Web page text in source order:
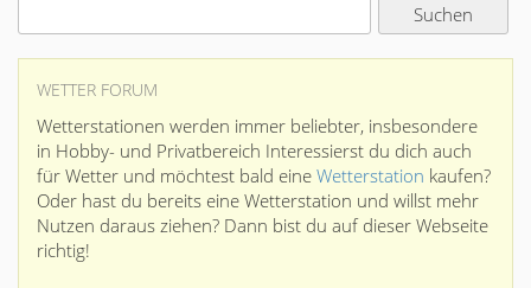
WETTER FORUM
Wetterstationen werden immer beliebter, insbesondere
in Hobby- und Privatbereich Interessierst du dich auch
für Wetter und möchtest bald eine Wetterstation kaufen?
Oder hast du bereits eine Wetterstation und willst mehr
Nutzen daraus ziehen? Dann bist du auf dieser Webseite
richtig!